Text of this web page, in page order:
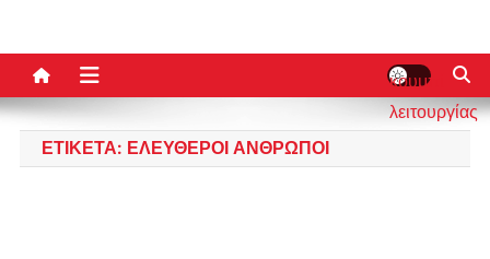
κουμπί
λειτουργίας
ΕΤΙΚΈΤΑ: ΕΛΕΎΘΕΡΟΙ ΆΝΘΡΩΠΟΙ